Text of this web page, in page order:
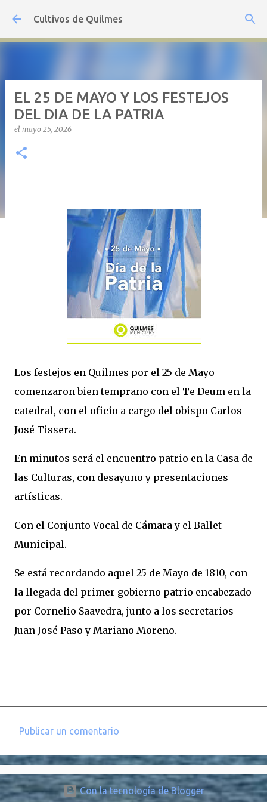
Ir al contenido principal
Cultivos de Quilmes
EL 25 DE MAYO Y LOS FESTEJOS
DEL DIA DE LA PATRIA
el mayo 25, 2026
Los festejos en Quilmes por el 25 de Mayo
comenzaron bien temprano con el Te Deum en la
catedral, con el oficio a cargo del obispo Carlos
José Tissera.
En minutos será el encuentro patrio en la Casa de
las Culturas, con desayuno y presentaciones
artísticas.
Con el Conjunto Vocal de Cámara y el Ballet
Municipal.
Se está recordando aquel 25 de Mayo de 1810, con
la llegada del primer gobierno patrio encabezado
por Cornelio Saavedra, junto a los secretarios
Juan José Paso y Mariano Moreno.
o
m
e
Publicar un comentario
Con la tecnología de Blogger